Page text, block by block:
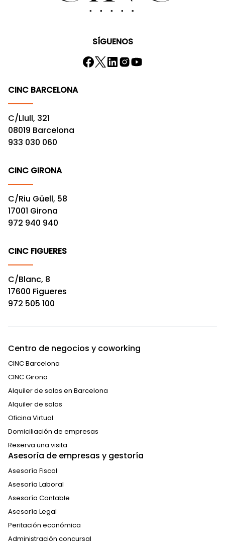
SÍGUENOS
CINC BARCELONA
C/Llull, 321
08019 Barcelona
933 030 060
CINC GIRONA
C/Riu Güell, 58
17001 Girona
972 940 940
CINC FIGUERES
C/Blanc, 8
17600 Figueres
972 505 100
Centro de negocios y coworking
CINC Barcelona
CINC Girona
Alquiler de salas en Barcelona
Alquiler de salas
Oficina Virtual
Domiciliación de empresas
Reserva una visita
Asesoría de empresas y gestoría
Asesoría Fiscal
Asesoría Laboral
Asesoría Contable
Asesoría Legal
Peritación económica
Administración concursal